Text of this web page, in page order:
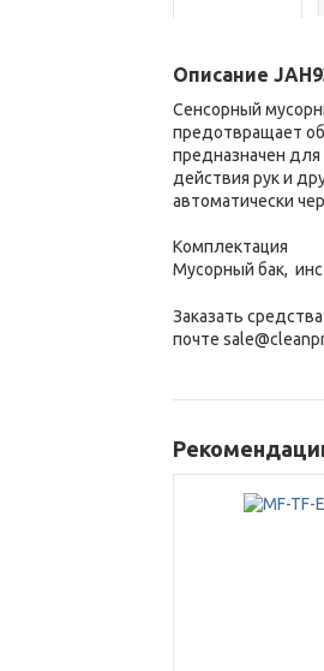
Описание
Сенсорный
предотвращает
предназначен для
действия рук и
автоматически
Комплектация
Мусорный бак,
Заказать
почте